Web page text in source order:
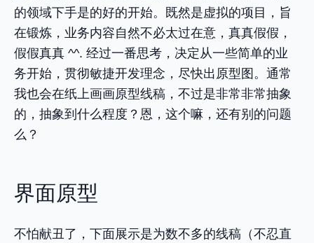
的领域下手是的好的开始。既然是虚拟的项目，旨
在锻炼，业务内容自然不必太过在意，真真假假，
假假真真 ^^. 经过一番思考，决定从一些简单的业
务开始，贯彻敏捷开发理念，尽快出原型图。通常
我也会在纸上画画原型线稿，不过是非常非常抽象
的，抽象到什么程度？恩，这个嘛，还有别的问题
么？
界面原型
不怕献丑了，下面展示是为数不多的线稿（不忍直